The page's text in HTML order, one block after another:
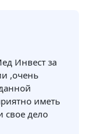
Инвест за
,очень
иметь
свое дело